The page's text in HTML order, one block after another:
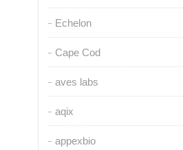
Echelon
Cape Cod
aves labs
aqix
appexbio